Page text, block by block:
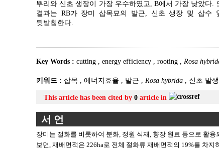
뿌리와 신초 생장이 가장 우수하였고, B에서 가장 낮았다
결과는 RB가 장미 삽목묘의 발근, 신초 생장 및 삽수
뒷받침한다.
Key Words : cutting energy efficiency rooting Rosa
키워드 : 삽목 에너지효율 발근 Rosa hybrida 신초 발생
This article has been cited by 0 article in
서 언
장미는 절화를 비롯하여 분화, 정원 식재, 향장 원료 등으로 활
보면, 재배면적은 226ha로 전체 절화류 재배면적의 19%를 차